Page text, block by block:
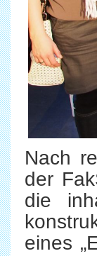
Nach
der
die
eines